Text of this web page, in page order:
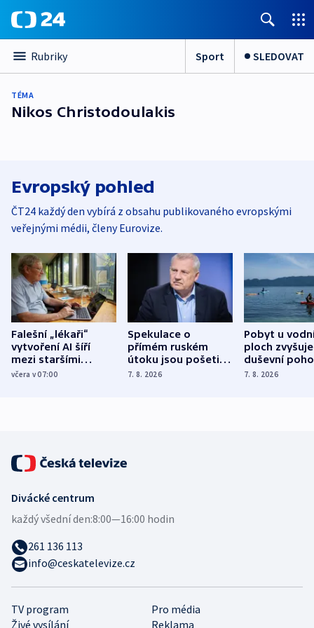
Rubriky Sport SLEDOVAT
TÉMA
Nikos Christodoulakis
Evropský pohled
ČT24 každý den vybírá z obsahu publikovaného evropskými
veřejnými médii, členy Eurovize.
Falešní „lékaři“
vytvoření AI šíří
mezi staršími
Poláky nebezpečné
včera v 07:00
Spekulace o
přímém ruském
útoku jsou pošetilé,
míní estonský
7. 8. 2026
Pobyt u
ploch zvyšuje
duševní
ukázala
7. 8. 2026
TV program
Pro média
Živé vysílání
Reklama
Divácké centrum
každý všední den:8:00—16:00 hodin
261 136 113
info@ceskatelevize.cz